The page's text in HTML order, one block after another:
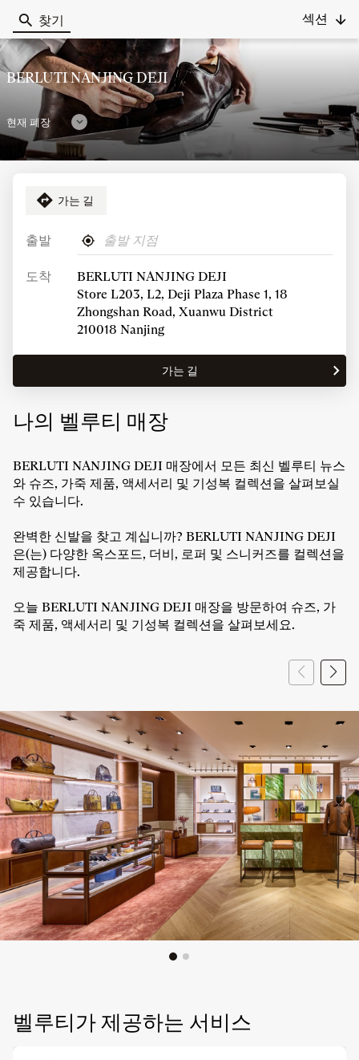
찾기
섹션
Berluti
BERLUTI NANJING DEJI
현재 폐장
개
장
보
상
상점 영업시간
간
-10:30 오후
또
BERLUTI
DEJI
영
시
간
가는 길
출발
,
상
점
찾
기
내
처
도착
BERLUTI NANJING DEJI
Store L203, L2, Deji Plaza Phase 1, 18
Zhongshan Road, Xuanwu District
210018 Nanjing
가는 길BERLUTI
NANJING
지
나의 벨루티 매장
BERLUTI NANJING DEJI 매장에서 모든 최신 벨루티 뉴스
와 슈즈, 가죽 제품, 액세서리 및 기성복 컬렉션을 살펴보실
수 있습니다.
완벽한 신발을 찾고 계십니까? BERLUTI NANJING DEJI
은(는) 다양한 옥스포드, 더비, 로퍼 및 스니커즈를 컬렉션을
제공합니다.
오늘 BERLUTI NANJING DEJI 매장을 방문하여 슈즈, 가
죽 제품, 액세서리 및 기성복 컬렉션을 살펴보세요.
벨루티가 제공하는 서비스